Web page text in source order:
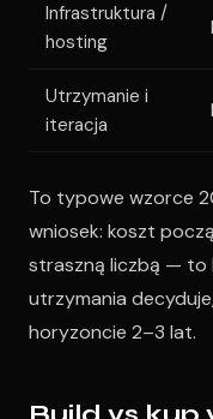
Infrastruktura /
hosting
Utrzymanie i
iteracja
To typowe wzorce
wniosek: koszt
straszną liczbą — to
utrzymania
horyzoncie 2–3 lat.